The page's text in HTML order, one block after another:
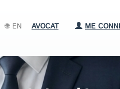
🌐 EN AVOCAT ME